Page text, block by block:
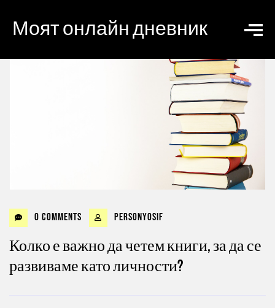
Моят онлайн дневник
0 Comments personyosif
Колко е важно да четем книги, за да се
развиваме като личности?